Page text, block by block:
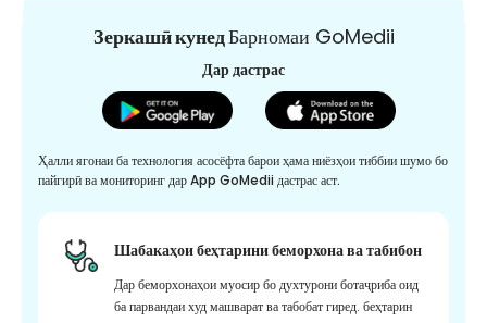
Зеркашӣ кунедБарномаи GoMedii
Дар дастрас
Ҳалли ягонаи ба технология асосёфта барои ҳама ниёзҳои тиббии шумо бо
пайгирӣ ва мониторинг дар App GoMedii дастрас аст.
Шабакаҳои беҳтарини беморхона ва табибон
Дар беморхонаҳои муосир бо духтурони ботаҷриба оид
ба парвандаи худ машварат ва табобат гиред. беҳтарин